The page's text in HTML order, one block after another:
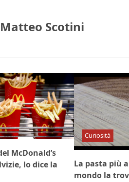
Matteo Scotini
McDonald’s
lo dice la
Curiosità
La pasta più
mondo la